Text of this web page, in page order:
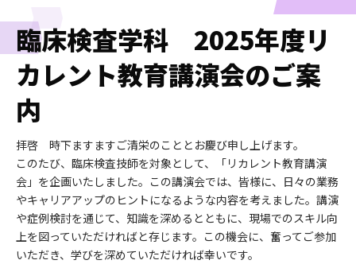
臨床検査学科 2025年度リ
カレント教育講演会のご案
内
拝啓 時下ますますご清栄のこととお慶び申し上げます。
このたび、臨床検査技師を対象として、「リカレント教育講演
会」を企画いたしました。この講演会では、皆様に、日々の業務
やキャリアアップのヒントになるような内容を考えました。講演
や症例検討を通じて、知識を深めるとともに、現場でのスキル向
上を図っていただければと存じます。この機会に、奮ってご参加
いただき、学びを深めていただければ幸いです。